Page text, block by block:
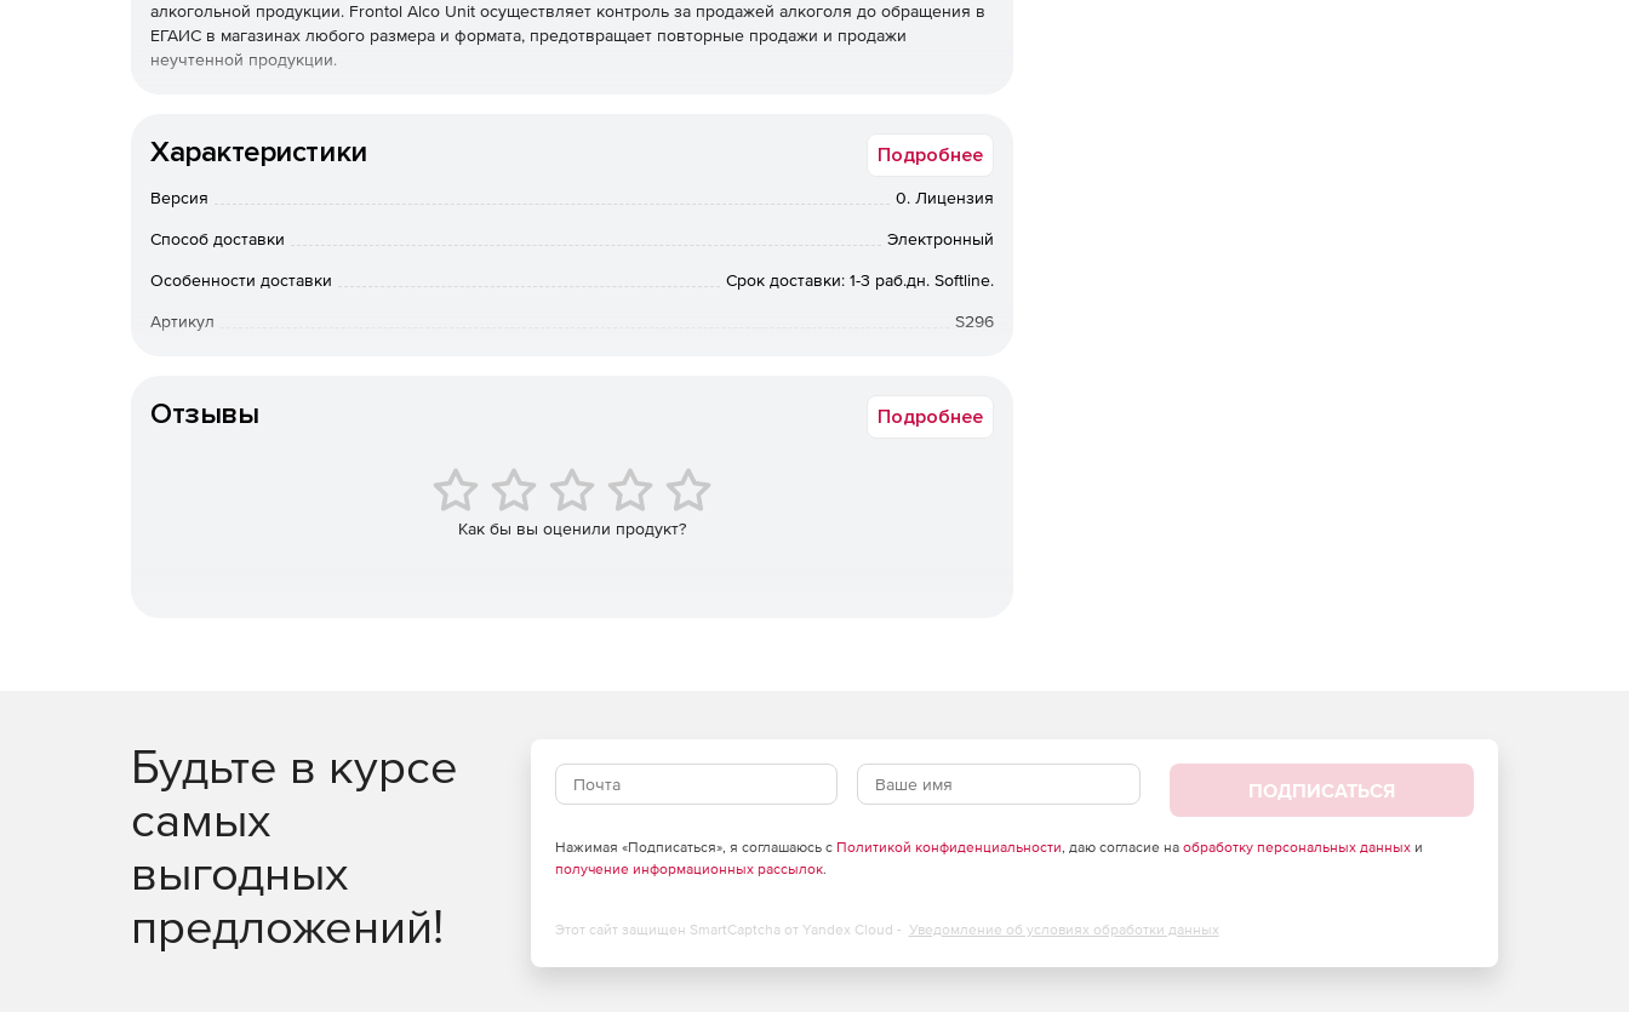
алкогольной продукции. Frontol Alco Unit осуществляет контроль за продажей алкоголя до обращения в
ЕГАИС в магазинах любого размера и формата, предотвращает повторные продажи и продажи
неучтенной продукции.
Рабочее место администратора с возможностью редактирования статусов марок.
Удобный поиск по акцизной марке и дате операции.
Загрузка принятых акцизных марок и контроль продаж.
Интеграция с с Frontol xPOS, Frontol 5.
Характеристики Подробнее
Версия 0. Лицензия
Способ доставки Электронный
Особенности доставки Срок доставки: 1-3 раб.дн. Softline.
Артикул S296
Отзывы Подробнее
Как бы вы оценили продукт?
Будьте в курсе
самых
выгодных
предложений!
ПОДПИСАТЬСЯ
Нажимая «Подписаться», я соглашаюсь с Политикой конфиденциальности, даю согласие на обработку персональных данныхи
получение информационных рассылок.
Этот сайт защищен SmartCaptcha от Yandex Cloud - Уведомление об условиях обработки данных